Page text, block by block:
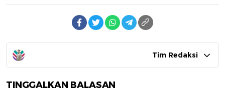
Tim Redaksi
TINGGALKAN BALASAN